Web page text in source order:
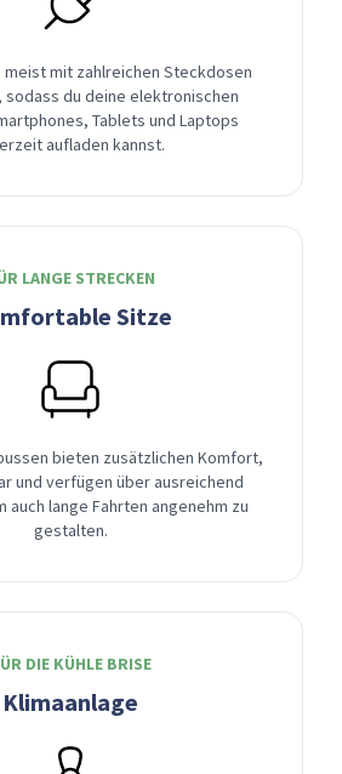
meist mit zahlreichen Steckdosen
du deine elektronischen
Tablets und Laptops
aufladen kannst.
LANGE STRECKEN
Sitze
bieten zusätzlichen Komfort,
und verfügen über ausreichend
auch lange Fahrten angenehm zu
gestalten.
DIE KÜHLE BRISE
Klimaanlage